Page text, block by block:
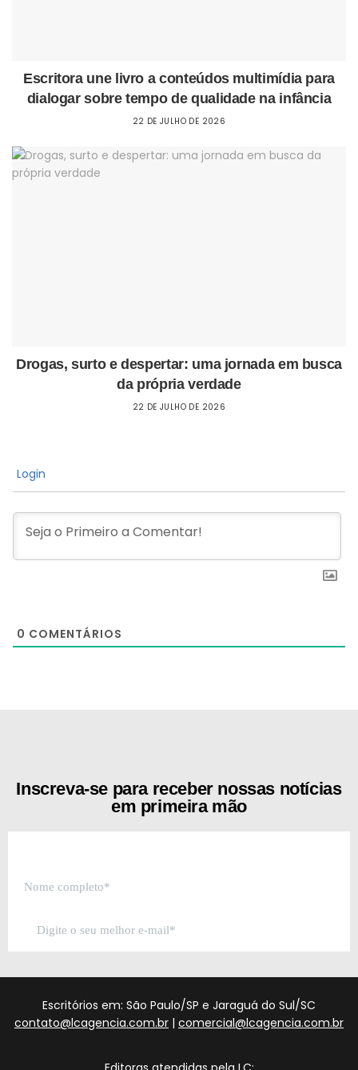
Escritora une livro a conteúdos multimídia para
dialogar sobre tempo de qualidade na infância
22 DE JULHO DE 2026
Drogas, surto e despertar: uma jornada em busca
da própria verdade
22 DE JULHO DE 2026
Login
0 COMENTÁRIOS
Inscreva-se para receber nossas notícias
em primeira mão
Escritórios em: São Paulo/SP e Jaraguá do Sul/SC
contato@lcagencia.com.br | comercial@lcagencia.com.br